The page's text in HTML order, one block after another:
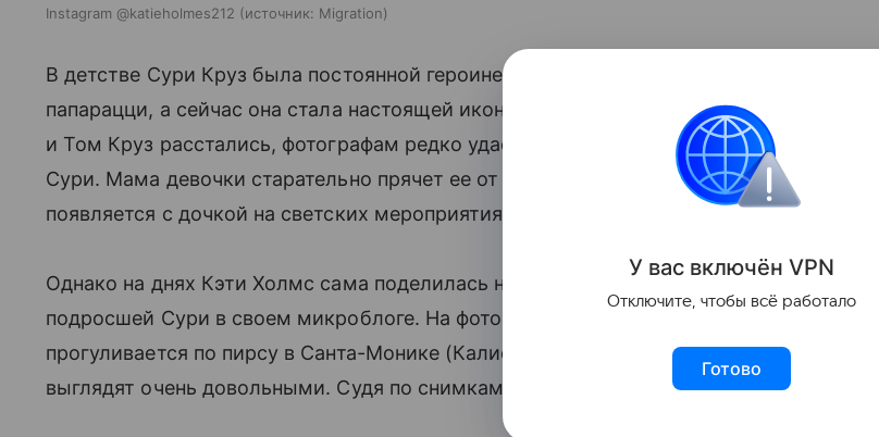
Instagram @katieholmes212 источник: Migration
В детстве Сури Круз была постоянной героиней светских репортажей и любимицей
папарацци, а сейчас она стала настоящей иконой стиля. Но с тех пор как Кэти Холмс
и Том Круз расстались, фотографам редко удается сделать хотя бы пару кадров с
Сури. Мама девочки старательно прячет ее от посторонних глаз и практически не
появляется с дочкой на светских мероприятиях.
Однако на днях Кэти Холмс сама поделилась несколькими кадрами с заметно
подросшей Сури в своем микроблоге. На фото девочка вместе со своими кузенами
прогуливается по пирсу в Санта-Монике (Калифорния). Все трое улыбаются и
выглядят очень довольными. Судя по снимкам, семья провела вместе отличный день.
У вас включён VPN
Отключите, чтобы всё работало
Готово